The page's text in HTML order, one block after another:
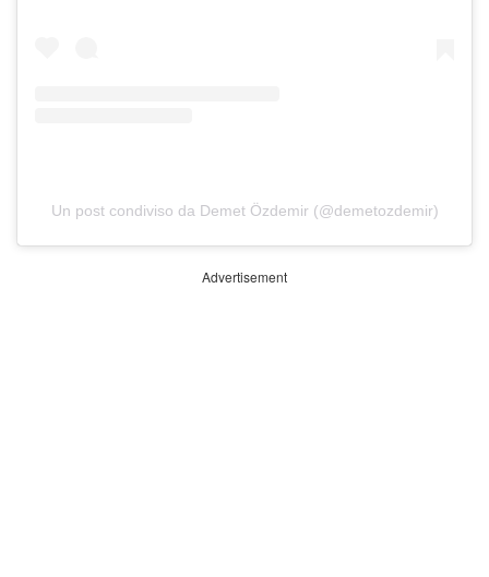
Un post condiviso da Demet Özdemir (@demetozdemir)
Advertisement